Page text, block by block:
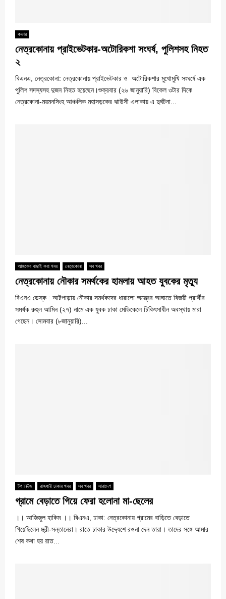
কভার
নেত্রকোনায় প্রাইভেটকার-অটোরিকশা সংঘর্ষ, পুলিশসহ নিহত
২
বিএনএ, নেত্রকোনা: নেত্রকোনায় প্রাইভেটকার ও অটোরিকশার মুখোমুখি সংঘর্ষে এক
পুলিশ সদস্যসহ দুজন নিহত হয়েছেন।শুক্রবার (২৬ জানুয়ারি) বিকেল ৩টার দিকে
নেত্রকোনা-ময়মনসিংহ আঞ্চলিক মহাসড়কের ঝাউসী এলাকায় এ দুর্ঘটনা...
আজকের বাছাই করা খবর নেত্রকোনা সব খবর
নেত্রকোনায় নৌকার সমর্থকের হামলায় আহত যুবকের মৃত্যু
বিএনএ ডেস্ক : আটপাড়ায় নৌকার সমর্থকদের ধারালো অস্ত্রের আঘাতে বিজয়ী প্রার্থীর
সমর্থক রুহুল আমিন (২৭) নামে এক যুবক ঢাকা মেডিকেলে চিকিৎসাধীন অবস্থায় মারা
গেছেন। সোমবার (৮জানুয়ারি)...
টপ নিউজ রাজধানী ঢাকার খবর সব খবর সারাদেশ
গ্রামে বেড়াতে গিয়ে ফেরা হলোনা মা-ছেলের
।। আজিজুল হাকিম ।। বিএনএ, ঢাকা: নেত্রকোনায় গ্রামের বাড়িতে বেড়াতে
গিয়েছিলেন স্ত্রী-সন্তানেরা। রাতে ঢাকার উদ্দ্যেশে রওনা দেন তারা। তাদের সঙ্গে আমার
শেষ কথা হয় রাত...